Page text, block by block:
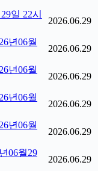
일 22시
2026.06.29
년06월
2026.06.29
년06월
2026.06.29
년06월
2026.06.29
년06월
2026.06.29
06월29
2026.06.29